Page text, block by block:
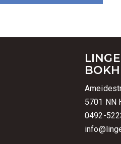
5701 NN
0492-